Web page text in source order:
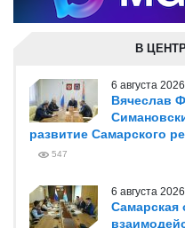
В
6 августа 2026
Вячеслав
развитие Самарского
547
6 августа 2026
Самарская